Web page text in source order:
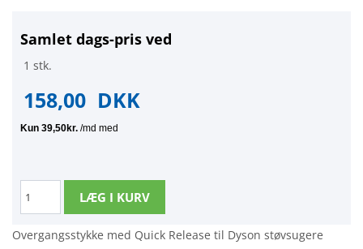
Samlet dags-pris ved
1 stk.
158,00 DKK
Overgangsstykke med Quick Release til Dyson støvsugere